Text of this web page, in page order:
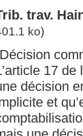
trav.
ko)
17
décision
et